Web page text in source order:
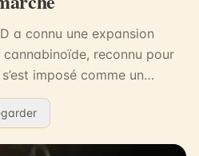
a connu une expansion
reconnu pour
imposé comme un
domaines allant de la